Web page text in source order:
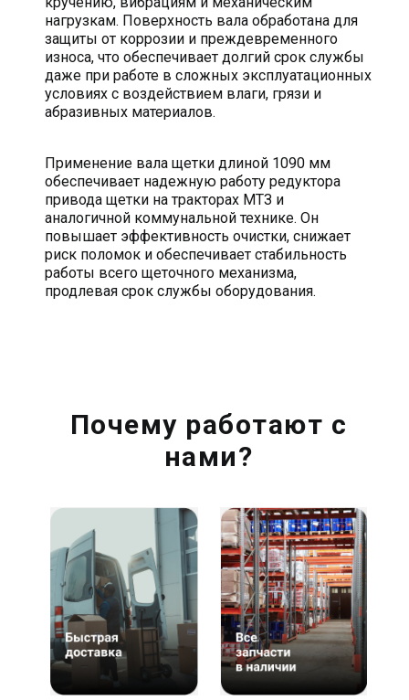
нагрузкам. Поверхность вала обработана для
защиты от коррозии и преждевременного
износа, что обеспечивает долгий срок службы
даже при работе в сложных эксплуатационных
условиях с воздействием влаги, грязи и
абразивных материалов.
Применение вала щетки длиной 1090 мм
обеспечивает надежную работу редуктора
привода щетки на тракторах МТЗ и
аналогичной коммунальной технике. Он
повышает эффективность очистки, снижает
риск поломок и обеспечивает стабильность
работы всего щеточного механизма,
продлевая срок службы оборудования.
Почему работают с
нами?